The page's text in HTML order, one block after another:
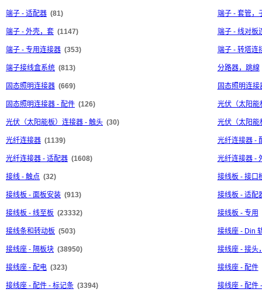
端子 - 适配器 (81) 端子 - 套管，
端子 - 外壳，套 (1147) 端子 - 线对板
端子 - 专用连接器 (353) 端子 - 转塔连
端子接线盒系统 (813) 分路器，跳線
固态照明连接器 (669) 固态照明连接
固态照明连接器 - 配件 (126) 光伏（太阳能
光伏（太阳能板）连接器 - 触头 (30) 光伏（太阳能
光纤连接器 (1139) 光纤连接器 -
光纤连接器 - 适配器 (1608) 光纤连接器 -
接线 - 触点 (32) 接线板 - 接口
接线板 - 面板安装 (913) 接线板 - 适配
接线板 - 线至板 (23332) 接线板 - 专用
接线条和转动板 (503) 接线座 - Din
接线座 - 隔板块 (38950) 接线座 - 接头
接线座 - 配电 (323) 接线座 - 配件
接线座 - 配件 - 标记条 (3394) 接线座 - 配件